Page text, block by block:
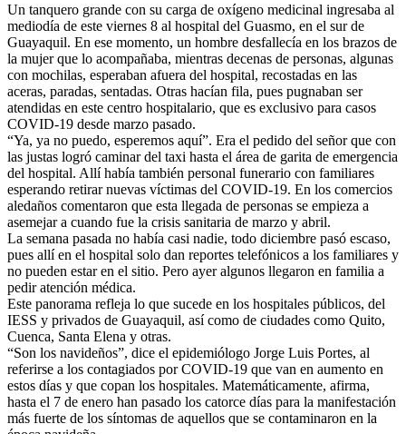
Un tanquero grande con su carga de oxígeno medicinal ingresaba al
mediodía de este viernes 8 al hospital del Guasmo, en el sur de
Guayaquil. En ese momento, un hombre desfallecía en los brazos de
la mujer que lo acompañaba, mientras decenas de personas, algunas
con mochilas, esperaban afuera del hospital, recostadas en las
aceras, paradas, sentadas. Otras hacían fila, pues pugnaban ser
atendidas en este centro hospitalario, que es exclusivo para casos
COVID-19 desde marzo pasado.
“Ya, ya no puedo, esperemos aquí”. Era el pedido del señor que con
las justas logró caminar del taxi hasta el área de garita de emergencia
del hospital. Allí había también personal funerario con familiares
esperando retirar nuevas víctimas del COVID-19. En los comercios
aledaños comentaron que esta llegada de personas se empieza a
asemejar a cuando fue la crisis sanitaria de marzo y abril.
La semana pasada no había casi nadie, todo diciembre pasó escaso,
pues allí en el hospital solo dan reportes telefónicos a los familiares y
no pueden estar en el sitio. Pero ayer algunos llegaron en familia a
pedir atención médica.
Este panorama refleja lo que sucede en los hospitales públicos, del
IESS y privados de Guayaquil, así como de ciudades como Quito,
Cuenca, Santa Elena y otras.
“Son los navideños”, dice el epidemiólogo Jorge Luis Portes, al
referirse a los contagiados por COVID-19 que van en aumento en
estos días y que copan los hospitales. Matemáticamente, afirma,
hasta el 7 de enero han pasado los catorce días para la manifestación
más fuerte de los síntomas de aquellos que se contaminaron en la